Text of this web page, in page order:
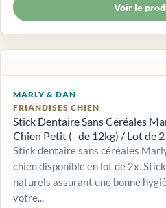
Voir le
MARLY & DAN
FRIANDISES CHIEN
Stick Dentaire Sans Céréales
Chien Petit (- de 12kg) / Lot de 2
Stick dentaire sans céréales
chien disponible en lot de 2x.
naturels assurant une bonne
votre...